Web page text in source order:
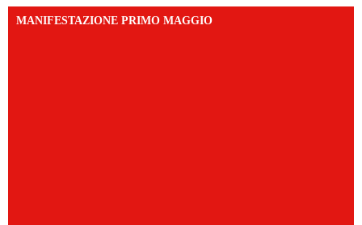
MANIFESTAZIONE PRIMO MAGGIO